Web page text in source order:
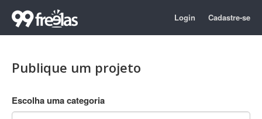
Login Cadastre-se
Publique um projeto
Escolha uma categoria